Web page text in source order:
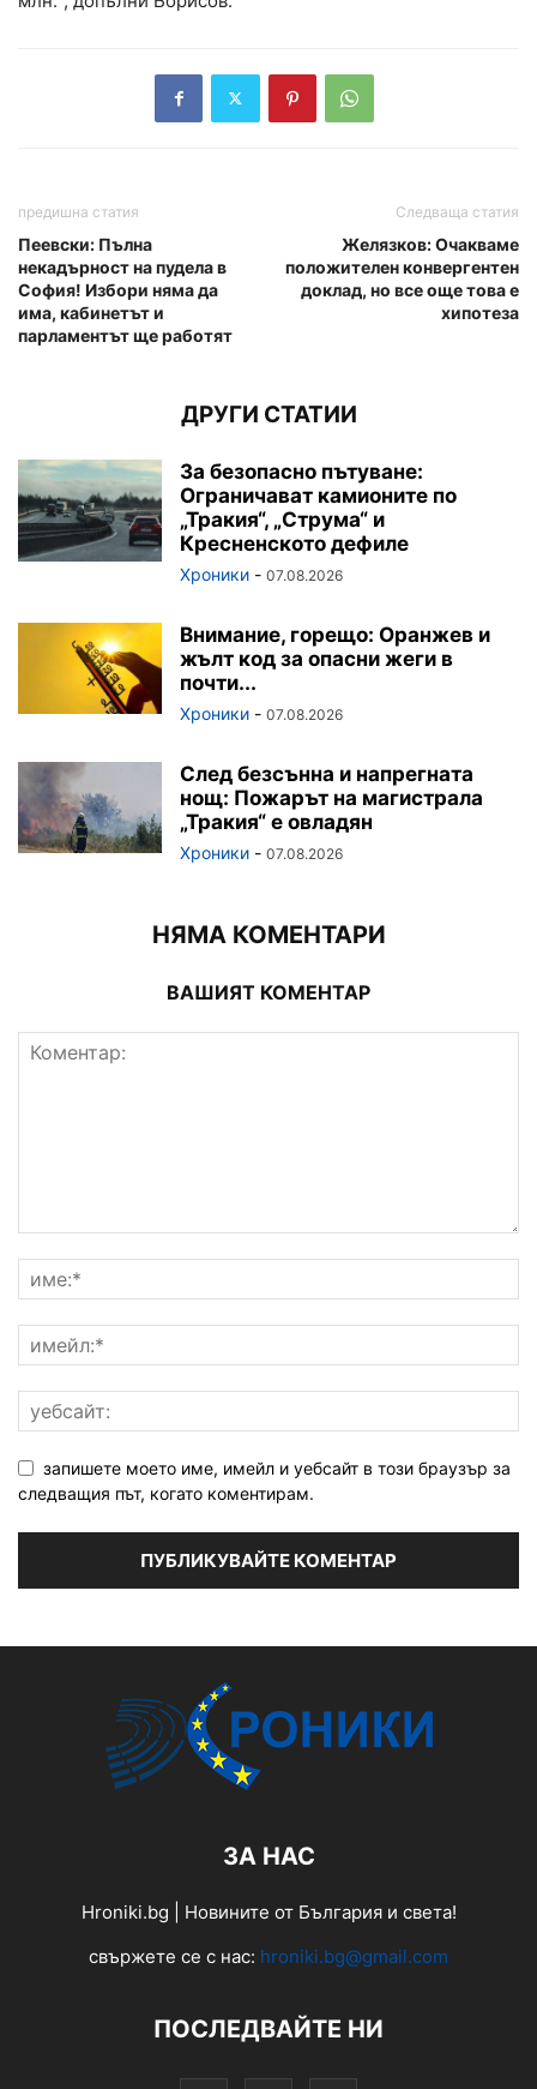
предишна статия
Пеевски: Пълна
некадърност на пудела в
София! Избори няма да
има, кабинетът и
парламентът ще работят
Следваща статия
Желязков: Очакваме
положителен конвергентен
доклад, но все още това е
хипотеза
ДРУГИ СТАТИИ
За безопасно пътуване:
Ограничават камионите по
„Тракия“, „Струма“ и
Кресненското дефиле
Хроники - 07.08.2026
Внимание, горещо: Оранжев и
жълт код за опасни жеги в
почти...
Хроники - 07.08.2026
След безсънна и напрегната
нощ: Пожарът на магистрала
„Тракия“ е овладян
Хроники - 07.08.2026
НЯМА КОМЕНТАРИ
ВАШИЯТ КОМЕНТАР
запишете моето име, имейл и уебсайт в този браузър за
следващия път, когато коментирам.
ЗА НАС
Hroniki.bg | Новините от България и света!
свържете се с нас: hroniki.bg@gmail.com
ПОСЛЕДВАЙТЕ НИ